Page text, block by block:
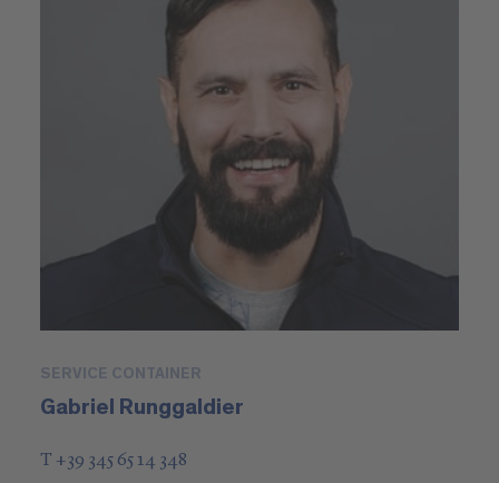
SERVICE CONTAINER
Gabriel Runggaldier
T +39 345 65 14 348